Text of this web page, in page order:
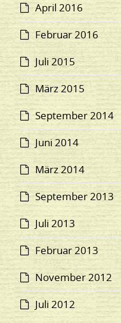
April 2016
Februar 2016
Juli 2015
März 2015
September 2014
Juni 2014
März 2014
September 2013
Juli 2013
Februar 2013
November 2012
Juli 2012